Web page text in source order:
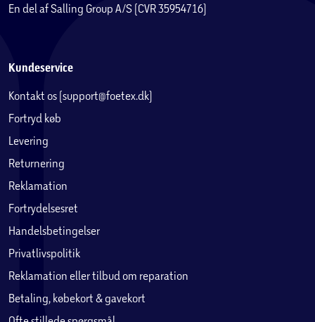
En del af Salling Group A/S (CVR 35954716)
Kundeservice
Kontakt os (support@foetex.dk)
Fortryd køb
Levering
Returnering
Reklamation
Fortrydelsesret
Handelsbetingelser
Privatlivspolitik
Reklamation eller tilbud om reparation
Betaling, købekort & gavekort